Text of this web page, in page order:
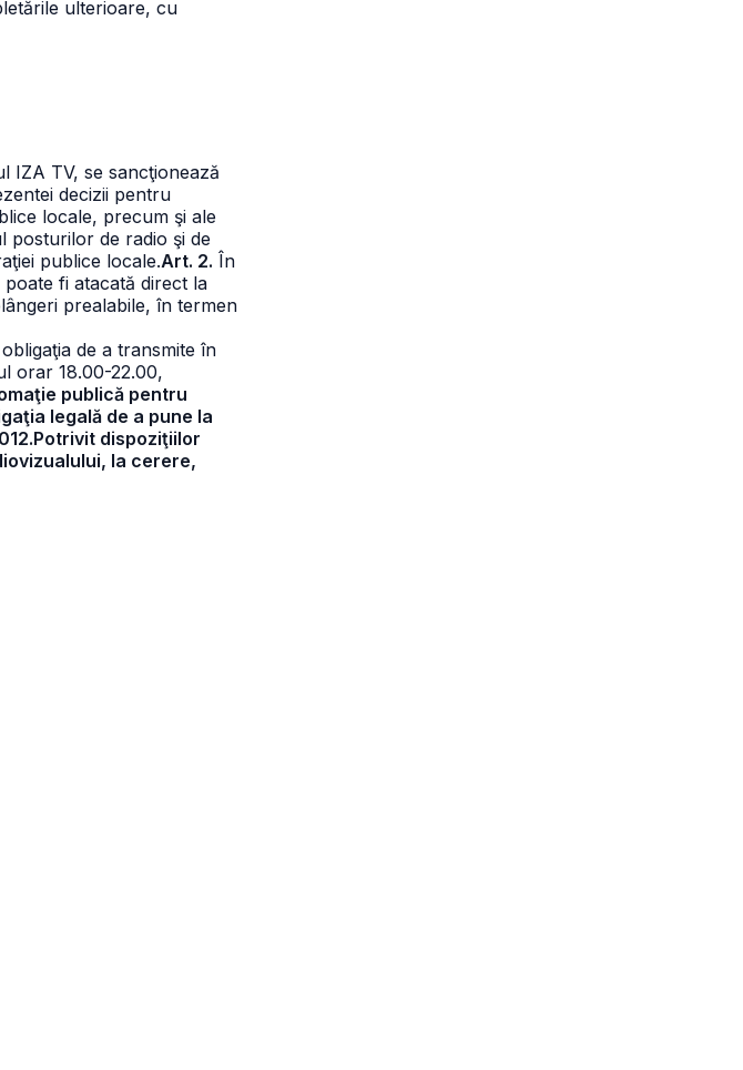
ulterioare, cu
IZA TV, se sancţionează
decizii pentru
locale, precum şi ale
posturilor de radio şi de
publice locale.Art. 2. În
fi atacată direct la
prealabile, în termen
de a transmite în
orar 18.00-22.00,
publică pentru
legală de a pune la
dispoziţiilor
la cerere,